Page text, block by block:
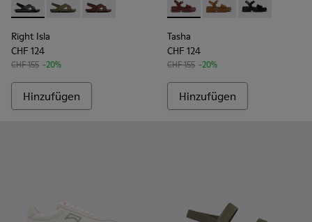
Right Isla - K201926-005 - Schwarze Ledersandalen Für
Right Isla - K201926-004
Right Isla - K201926-002
Right Isla
CHF 124
CHF 155 -20%
Hinzufügen
Tasha - K201659-012 -
Tasha - K201659-011
Tasha -
Tasha
CHF 124
CHF 155 -20%
Hinzufügen